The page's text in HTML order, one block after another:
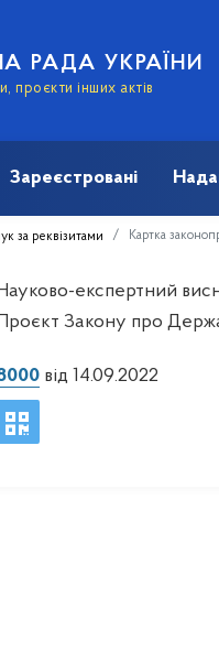
РАДА УКРАЇНИ
проєкти інших актів
Зареєстровані
за реквізитами Картка
Науково-експертний
Проєкт Закону про
від 14.09.2022